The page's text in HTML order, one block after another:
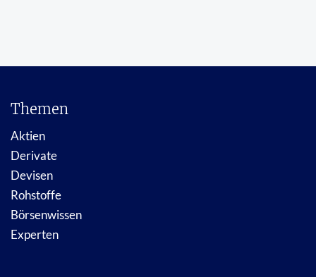
Themen
Aktien
Derivate
Devisen
Rohstoffe
Börsenwissen
Experten